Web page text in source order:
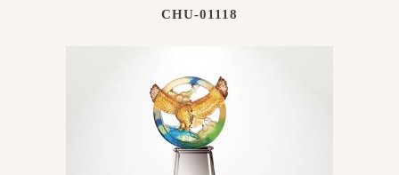
CHU-01118